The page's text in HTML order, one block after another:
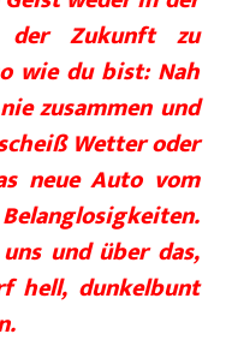
der Zukunft zu
wie du bist: Nah
zusammen und
Wetter oder
neue Auto vom
und über das,
hell, dunkelbunt